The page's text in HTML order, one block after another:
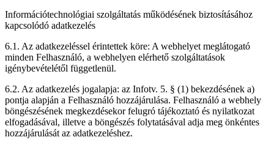
Információtechnológiai szolgáltatás működésének biztosításához
kapcsolódó adatkezelés
6.1. Az adatkezeléssel érintettek köre: A webhelyet meglátogató
minden Felhasználó, a webhelyen elérhető szolgáltatások
igénybevételétől függetlenül.
6.2. Az adatkezelés jogalapja: az Infotv. 5. § (1) bekezdésének a)
pontja alapján a Felhasználó hozzájárulása. Felhasználó a webhely
böngészésének megkezdésekor felugró tájékoztató és nyilatkozat
elfogadásával, illetve a böngészés folytatásával adja meg önkéntes
hozzájárulását az adatkezeléshez.